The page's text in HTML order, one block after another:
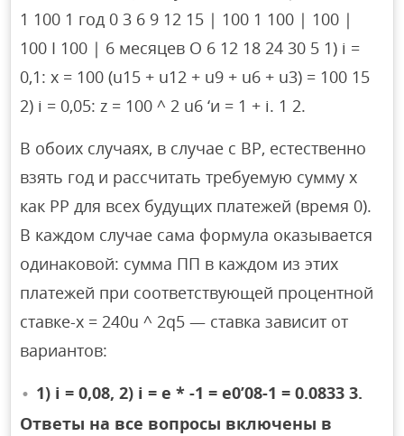
1 100 1 год 0 3 6 9 12 15 | 100 1 100 | 100 |
100 I 100 | 6 месяцев O 6 12 18 24 30 5 1) i =
0,1: x = 100 (u15 + u12 + u9 + u6 + u3) = 100 15
2) i = 0,05: z = 100 ^ 2 u6 ‘и = 1 + i. 1 2.
В обоих случаях, в случае с BP, естественно
взять год и рассчитать требуемую сумму x
как PP для всех будущих платежей (время 0).
В каждом случае сама формула оказывается
одинаковой: сумма ПП в каждом из этих
платежей при соответствующей процентной
ставке-x = 240u ^ 2q5 — ставка зависит от
вариантов:
1) i = 0,08, 2) i = e * -1 = e0’08-1 = 0.0833 3.
Ответы на все вопросы включены в